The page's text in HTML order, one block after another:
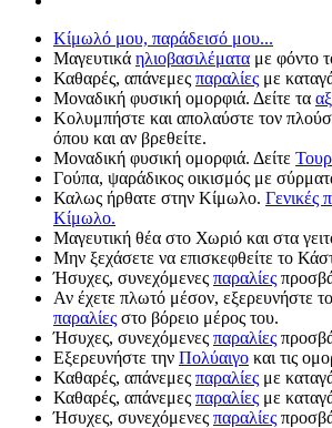
Κίμωλό μου, παράδεισό μου...
Μαγευτικά ηλιοβασιλέματα με φόντο
Καθαρές, απάνεμες παραλίες με
Μοναδική φυσική ομορφιά. Δείτε τα
Κολυμπήστε και απολαύστε τον
όπου και αν βρεθείτε.
Μοναδική φυσική ομορφιά. Δείτε
Γούπα, ψαράδικος οικισμός με
Καλως ήρθατε στην Κίμωλο. Γενικές
Κίμωλο.
Μαγευτική θέα στο Χωριό και στα
Μην ξεχάσετε να επισκεφθείτε το
Ήσυχες, συνεχόμενες παραλίες
Αν έχετε πλωτό μέσον, εξερευνήστε το
παραλίες στο βόρειο μέρος του.
Ήσυχες, συνεχόμενες παραλίες
Εξερευνήστε την Πολύαιγο και τις
Καθαρές, απάνεμες παραλίες με
Καθαρές, απάνεμες παραλίες με
Ήσυχες, συνεχόμενες παραλίες